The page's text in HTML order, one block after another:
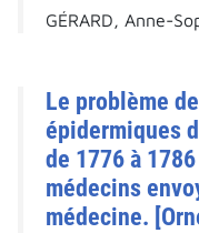
GÉRARD, Anne-
Le problème
épidermiques
de 1776 à
médecins
médecine.